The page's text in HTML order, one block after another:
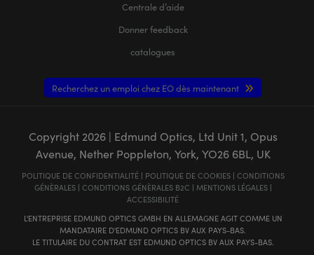
Centrale d’aide
Donner feedback
catalogues
Recherchez un emploi chez EO dès maintenant
Copyright 2026| Edmund Optics, Ltd Unit 1, Opus
Avenue, Nether Poppleton, York, YO26 6BL, UK
POLITIQUE DE CONFIDENTIALITÉ| POLITIQUE DE COOKIES| CONDITIONS
GÉNÈRALES| CONDITIONS GÉNÈRALES B2C | MENTIONS LÉGALES|
ACCESSIBILITÉ
L'ENTREPRISE EDMUND OPTICS GMBH EN ALLEMAGNE AGIT COMME UN
MANDATAIRE D'EDMUND OPTICS BV AUX PAYS-BAS.
LE TITULAIRE DU CONTRAT EST EDMUND OPTICS BV AUX PAYS-BAS.